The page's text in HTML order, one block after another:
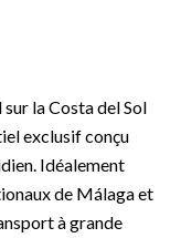
la Costa del Sol
exclusif conçu
Idéalement
de Málaga et
à grande